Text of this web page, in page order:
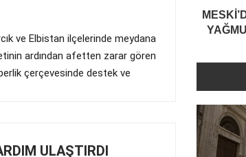
ve Elbistan ilçelerinde meydana
ardından afetten zarar gören
çerçevesinde destek ve
ULAŞTIRDI